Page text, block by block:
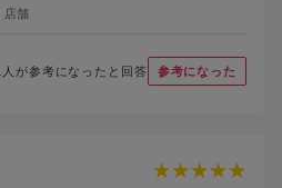
店舗
人が参考になったと回答 参考になった